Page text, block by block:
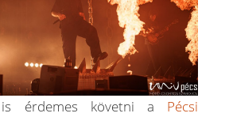
érdemes követni a Pécsi